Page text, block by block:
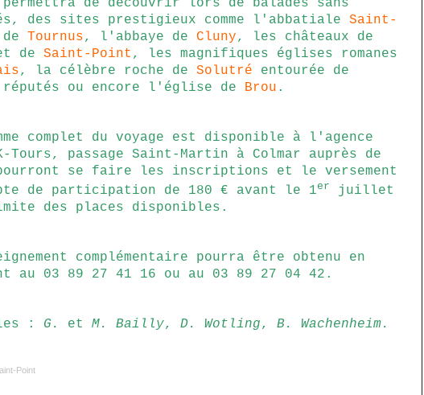
de découvrir lors de balades sans
des sites prestigieux comme l'abbatiale Saint-
de Tournus, l'abbaye de Cluny, les châteaux de
de Saint-Point , les magnifiques églises romanes
, la célèbre roche de Solutré entourée de
réputés ou encore l'église de Brou .
complet du voyage est disponible à l'agence
Tours, passage Saint-Martin à Colmar auprès de
se faire les inscriptions et le versement
de participation de 180 € avant le 1er
juillet
des places disponibles.
complémentaire pourra être obtenu en
au 03 89 27 41 16 ou au 03 89 27 04 42.
: G. et M. Bailly, D. Wotling, B. Wachenheim.
Point